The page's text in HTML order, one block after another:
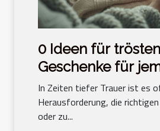
0 Ideen für
Geschenke für
Trauer
In Zeiten tiefer Trauer ist es
Herausforderung, die
oder zu...